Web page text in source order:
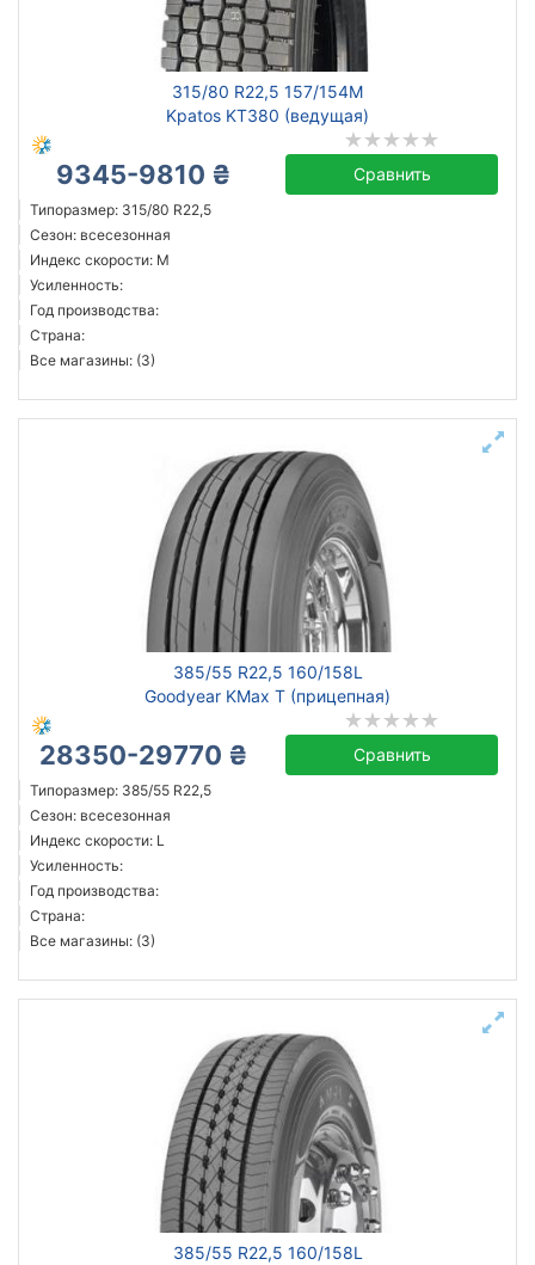
315/80 R22,5 157/154M
Kpatos KT380 (ведущая)
9345-9810 ₴ Сравнить
Типоразмер: 315/80 R22,5
Сезон: всесезонная
Индекс скорости: M
Усиленность:
Год производства:
Страна:
Все магазины: (3)
385/55 R22,5 160/158L
Goodyear KMax T (прицепная)
28350-29770 ₴ Сравнить
Типоразмер: 385/55 R22,5
Сезон: всесезонная
Индекс скорости: L
Усиленность:
Год производства:
Страна:
Все магазины: (3)
385/55 R22,5 160/158L